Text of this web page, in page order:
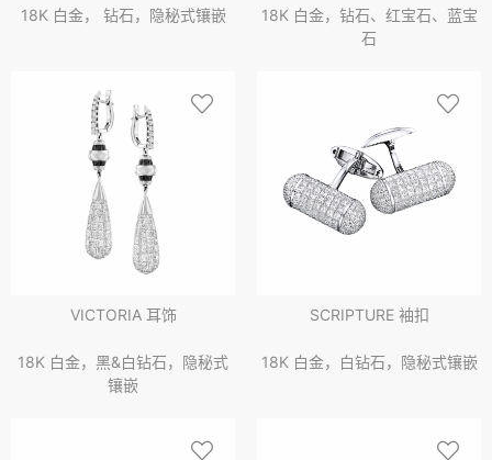
18K 白金， 钻石，隐秘式镶嵌
18K 白金，钻石、红宝石、蓝宝
石
VICTORIA 耳饰
18K 白金，黑&白钻石，隐秘式
镶嵌
SCRIPTURE 袖扣
18K 白金，白钻石，隐秘式镶嵌